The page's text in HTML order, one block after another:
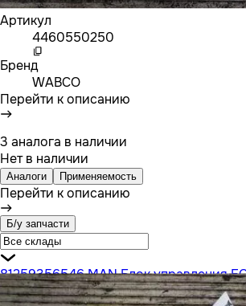
Артикул
4460550250
Бренд
WABCO
Перейти к описанию
3 аналога в наличии
Нет в наличии
Аналоги Применяемость
Перейти к описанию
Б/у запчасти
81259356546 MAN Блок управления